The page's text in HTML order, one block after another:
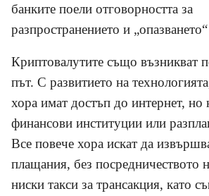
банките поели отговорността за
разпространението и
Криптовалутите също възникват
път. С развитието на
хора имат достъп до интернет, но
финансови институции или
Все повече хора искат да
плащания, без посредничеството
ниски такси за трансакция, като